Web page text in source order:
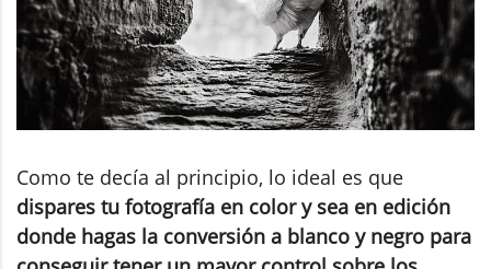
Como te decía al principio, lo ideal es que
dispares tu fotografía en color y sea en edición
donde hagas la conversión a blanco y negro para